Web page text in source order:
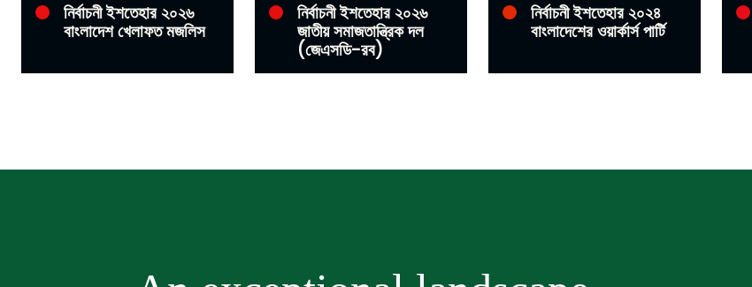
নির্বাচনী ইশতেহার ২০২৬
বাংলাদেশ খেলাফত মজলিস
নির্বাচনী ইশতেহার ২০২৬
জাতীয় সমাজতান্ত্রিক দল
(জেএসডি-রব)
নির্বাচনী ইশতেহার ২০২৪
বাংলাদেশের ওয়ার্কার্স পার্টি